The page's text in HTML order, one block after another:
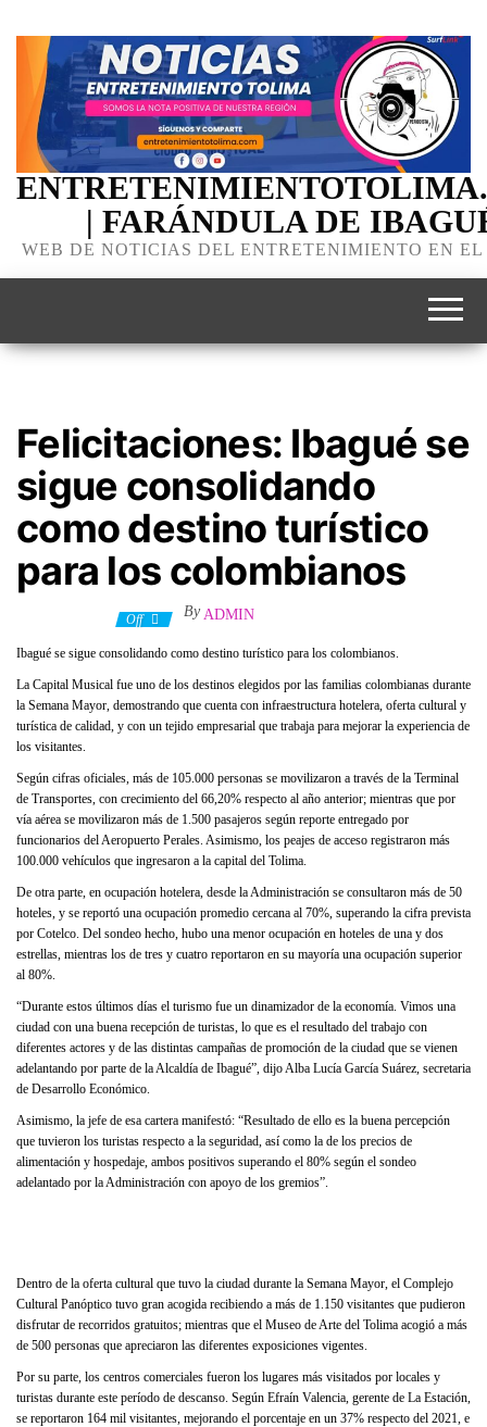
| FARÁNDULA DE
WEB DE NOTICIAS DEL ENTRETENIMIENTO EN
Felicitaciones: Ibagué se
sigue consolidando
como destino turístico
para los colombianos
Off By ADMIN
Ibagué se sigue consolidando como destino turístico para los colombianos.
La Capital Musical fue uno de los destinos elegidos por las familias colombianas durante
la Semana Mayor, demostrando que cuenta con infraestructura hotelera, oferta cultural y
turística de calidad, y con un tejido empresarial que trabaja para mejorar la experiencia de
los visitantes.
Según cifras oficiales, más de 105.000 personas se movilizaron a través de la Terminal
de Transportes, con crecimiento del 66,20% respecto al año anterior; mientras que por
vía aérea se movilizaron más de 1.500 pasajeros según reporte entregado por
funcionarios del Aeropuerto Perales. Asimismo, los peajes de acceso registraron más
100.000 vehículos que ingresaron a la capital del Tolima.
De otra parte, en ocupación hotelera, desde la Administración se consultaron más de 50
hoteles, y se reportó una ocupación promedio cercana al 70%, superando la cifra prevista
por Cotelco. Del sondeo hecho, hubo una menor ocupación en hoteles de una y dos
estrellas, mientras los de tres y cuatro reportaron en su mayoría una ocupación superior
al 80%.
“Durante estos últimos días el turismo fue un dinamizador de la economía. Vimos una
ciudad con una buena recepción de turistas, lo que es el resultado del trabajo con
diferentes actores y de las distintas campañas de promoción de la ciudad que se vienen
adelantando por parte de la Alcaldía de Ibagué”, dijo Alba Lucía García Suárez, secretaria
de Desarrollo Económico.
Asimismo, la jefe de esa cartera manifestó: “Resultado de ello es la buena percepción
que tuvieron los turistas respecto a la seguridad, así como la de los precios de
alimentación y hospedaje, ambos positivos superando el 80% según el sondeo
adelantado por la Administración con apoyo de los gremios”.
Dentro de la oferta cultural que tuvo la ciudad durante la Semana Mayor, el Complejo
Cultural Panóptico tuvo gran acogida recibiendo a más de 1.150 visitantes que pudieron
disfrutar de recorridos gratuitos; mientras que el Museo de Arte del Tolima acogió a más
de 500 personas que apreciaron las diferentes exposiciones vigentes.
Por su parte, los centros comerciales fueron los lugares más visitados por locales y
turistas durante este período de descanso. Según Efraín Valencia, gerente de La Estación,
se reportaron 164 mil visitantes, mejorando el porcentaje en un 37% respecto del 2021, e